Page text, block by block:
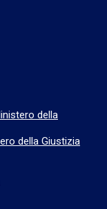
della
della Giustizia